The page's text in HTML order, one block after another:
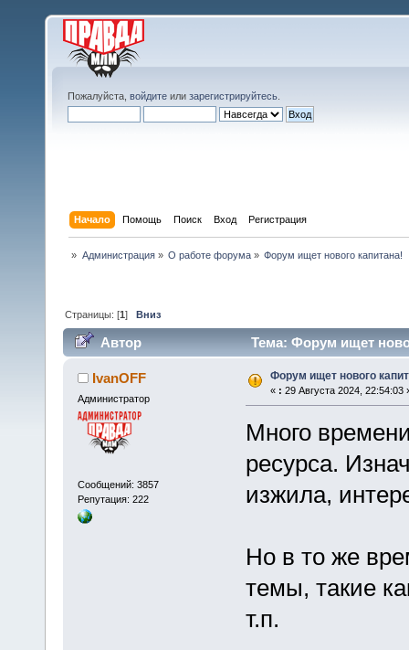
Пожалуйста, войдите или зарегистрируйтесь
Начало Помощь Поиск Вход Регистрация
» Администрация» О работе форума» Форум ищет нового капитана!
Страницы: [1]Вниз
Автор Тема: Форум ищет
IvanOFF
Администратор
Сообщений: 3857
Репутация: 222
Форум ищет нового
« : 29 Августа 2024, 22:54:03
Много
ресурса.
изжила,
Но в то же
темы, такие
т.п.